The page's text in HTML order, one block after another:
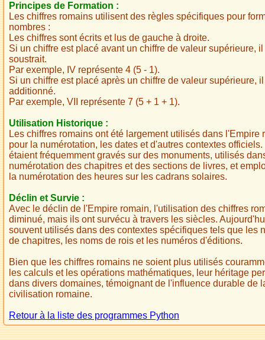
Principes de Formation :
Les chiffres romains utilisent des règles spécifiques pour
nombres :
Les chiffres sont écrits et lus de gauche à droite.
Si un chiffre est placé avant un chiffre de valeur supérieure, il
soustrait.
Par exemple, IV représente 4 (5 - 1).
Si un chiffre est placé après un chiffre de valeur supérieure,
additionné.
Par exemple, VII représente 7 (5 + 1 + 1).
Utilisation Historique :
Les chiffres romains ont été largement utilisés dans l'Empire
pour la numérotation, les dates et d'autres contextes officiels.
étaient fréquemment gravés sur des monuments, utilisés
numérotation des chapitres et des sections de livres, et
la numérotation des heures sur les cadrans solaires.
Déclin et Survie :
Avec le déclin de l'Empire romain, l'utilisation des chiffres
diminué, mais ils ont survécu à travers les siècles.
souvent utilisés dans des contextes spécifiques tels que les
de chapitres, les noms de rois et les numéros d'éditions.
Bien que les chiffres romains ne soient plus utilisés
les calculs et les opérations mathématiques, leur héritage
dans divers domaines, témoignant de l'influence durable de
civilisation romaine.
Retour à la liste des programmes Python